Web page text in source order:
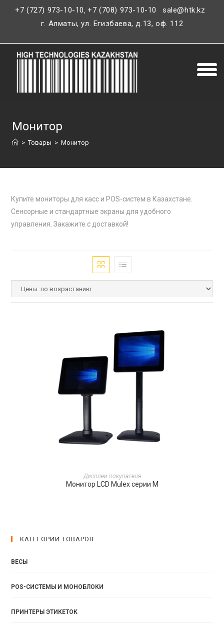
+7 (727) 973-10-10,+7 (708) 973-10-10
sale@htk.kz
г. Алматы, ул. Егизбаева, д.13, оф. 112
Монитор
> Товары > Монитор
Купите мониторы для касс и POS-систем в Казахстане.
Сенсорные и стандартные экраны для удобного
управления. Закажите с доставкой!
ПОДРОБНЕЕ
Дисплеи покупателя
Монитор LCD Mulex серии M
КАТЕГОРИИ ТОВАРОВ
ВЕСЫ
POS-СИСТЕМЫ И МОНОБЛОКИ
ПРИНТЕРЫ ЭТИКЕТОК